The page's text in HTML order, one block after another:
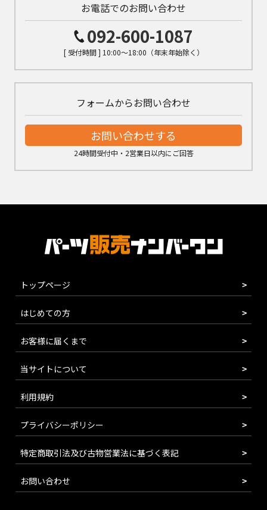
お電話でのお問い合わせ
092-600-1087
[ 受付時間 ] 10:00～18:00（年末年始除く）
フォームからお問い合わせ
お問い合わせする
24時間受付中・2営業日以内にご回答
トップページ
はじめての方
お客様に届くまで
当サイトについて
利用規約
プライバシーポリシー
特定商取引法及び古物営業法に基づく表記
お問い合わせ